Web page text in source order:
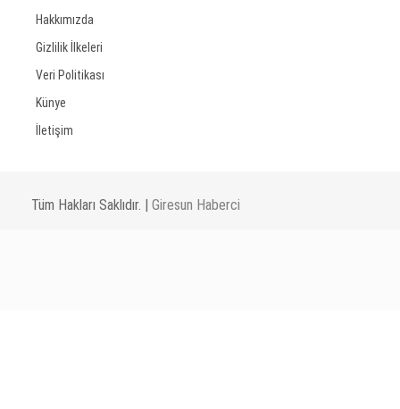
Hakkımızda
Gizlilik İlkeleri
Veri Politikası
Künye
İletişim
Tüm Hakları Saklıdır. | Giresun Haberci